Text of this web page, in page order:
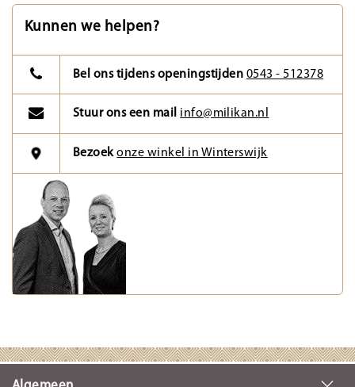
Kunnen we helpen?
Bel ons tijdens openingstijden 0543 - 512378
Stuur ons een mail info@milikan.nl
Bezoekonze winkel in Winterswijk